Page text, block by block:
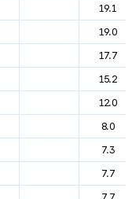
19.1
19.0
17.7
15.2
12.0
8.0
7.3
7.7